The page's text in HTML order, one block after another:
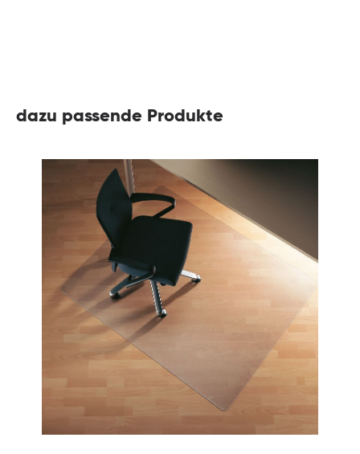
dazu passende Produkte